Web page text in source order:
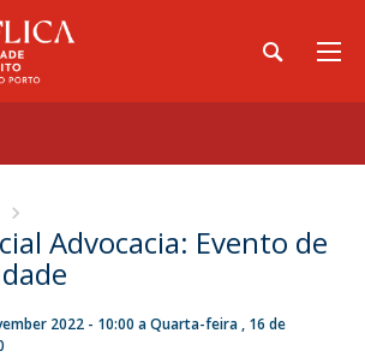
Advocacia: Evento de
2022 - 10:00 aQuarta-feira , 16 de